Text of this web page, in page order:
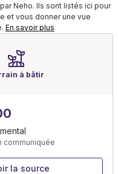
Neho. Ils sont listés ici pour
et vous donner une vue
En savoir plus
à bâtir
communiquée
la source